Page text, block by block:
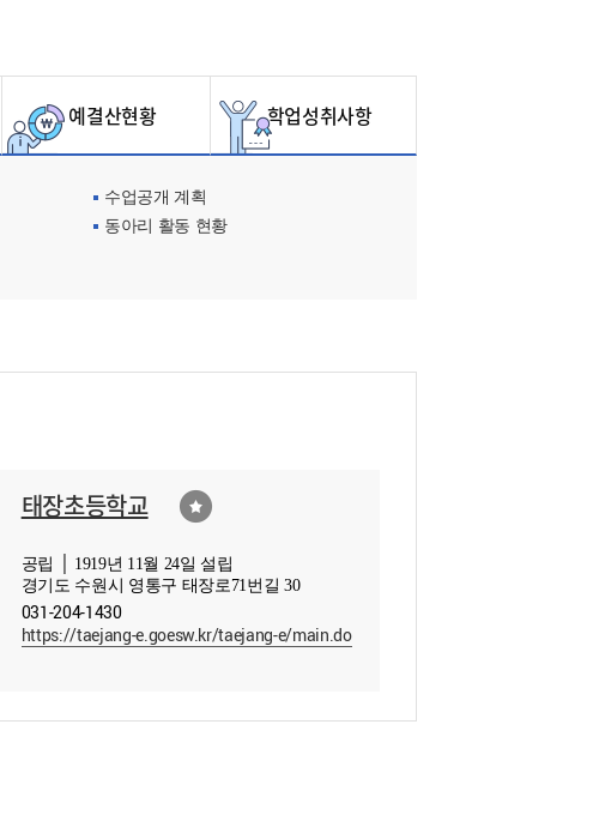
예결산현황 학업성취사항
수업공개 계획
동아리 활동 현황
태장초등학교
공립 │ 1919년 11월 24일 설립
경기도 수원시 영통구 태장로71번길 30
031-204-1430
https://taejang-e.goesw.kr/taejang-e/main.do